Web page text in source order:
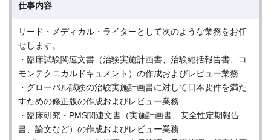
仕事内容
リード・メディカル・ライターとして次のような業務をお任
せします。
・臨床試験関連文書（治験実施計画書、治験総括報告書、コ
モンテクニカルドキュメント）の作成およびレビュー業務
・グローバル試験の治験実施計画書に対して日本要件を満た
すための修正版の作成およびレビュー業務
・臨床研究・PMS関連文書（実施計画書、安全性定期報告
書、論文など）の作成およびレビュー業務